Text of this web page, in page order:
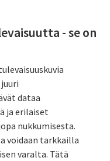
- se on
dataa
ja erilaiset
nukkumisesta.
voidaan tarkkailla
varalta. Tätä